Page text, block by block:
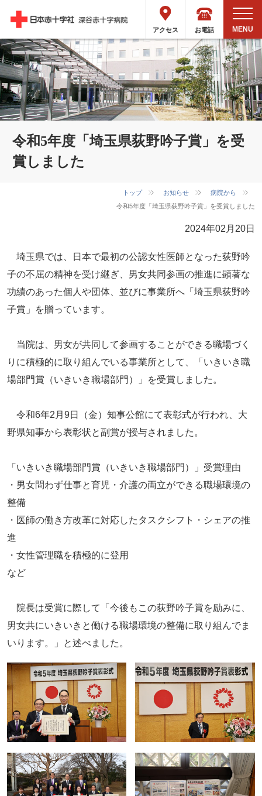
アクセス お電話
令和5年度「埼玉県荻野吟子賞」を受
賞しました
トップ お知らせ
病院から
令和5年度「埼玉県荻野吟子賞」を受賞しました
2024年02月20日
埼玉県では、日本で最初の公認女性医師となった荻野吟
子の不屈の精神を受け継ぎ、男女共同参画の推進に顕著な
功績のあった個人や団体、並びに事業所へ「埼玉県荻野吟
子賞」を贈っています。
当院は、男女が共同して参画することができる職場づく
りに積極的に取り組んでいる事業所として、「いきいき職
場部門賞（いきいき職場部門）」を受賞しました。
令和6年2月9日（金）知事公館にて表彰式が行われ、大
野県知事から表彰状と副賞が授与されました。
「いきいき職場部門賞（いきいき職場部門）」受賞理由
・男女問わず仕事と育児・介護の両立ができる職場環境の
整備
・医師の働き方改革に対応したタスクシフト・シェアの推
進
・女性管理職を積極的に登用
など
院長は受賞に際して「今後もこの荻野吟子賞を励みに、
男女共にいきいきと働ける職場環境の整備に取り組んでま
いります。」と述べました。